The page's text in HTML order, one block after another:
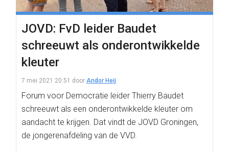
JOVD: FvD leider Baudet
schreeuwt als onderontwikkelde
kleuter
7 mei 2021 20:51 door Andor Heij
Forum voor Democratie leider Thierry Baudet
schreeuwt als een onderontwikkelde kleuter om
aandacht te krijgen. Dat vindt de JOVD Groningen,
de jongerenafdeling van de VVD.